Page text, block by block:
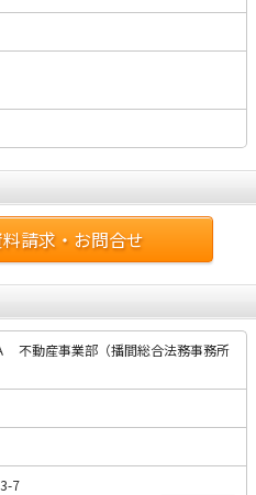
請求・お問合せ
不動産事業部（播間総合法務事務所
7